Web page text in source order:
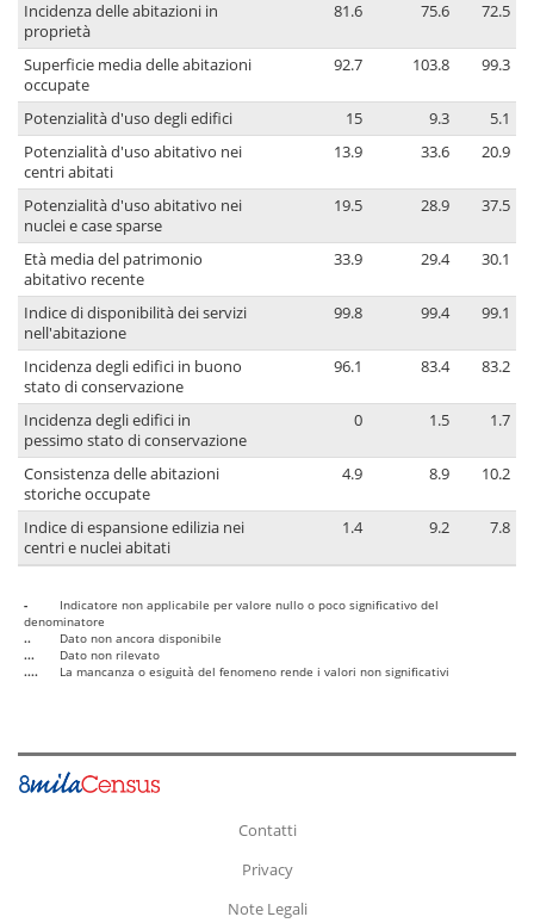
Incidenza delle abitazioni in
proprietà
81.6 75.6 72.5
Superficie media delle abitazioni
occupate
92.7 103.8 99.3
Potenzialità d'uso degli edifici 15 9.3
5.1
Potenzialità d'uso abitativo nei
centri abitati
13.9 33.6 20.9
Potenzialità d'uso abitativo nei
nuclei e case sparse
19.5 28.9 37.5
Età media del patrimonio
abitativo recente
33.9 29.4 30.1
Indice di disponibilità dei servizi
nell'abitazione
99.8 99.4 99.1
Incidenza degli edifici in buono
stato di conservazione
96.1 83.4 83.2
Incidenza degli edifici in
pessimo stato di conservazione
0 1.5 1.7
Consistenza delle abitazioni
storiche occupate
4.9 8.9 10.2
Indice di espansione edilizia nei
centri e nuclei abitati
1.4 9.2 7.8
-
Indicatore non applicabile per valore nullo o poco significativo del
denominatore
..
Dato non ancora disponibile
...
Dato non rilevato
....
La mancanza o esiguità del fenomeno rende i valori non significativi
Contatti
Privacy
Note Legali